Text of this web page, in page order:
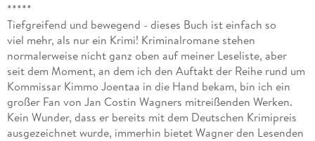
*****
Tiefgreifend und bewegend - dieses Buch ist einfach so
viel mehr, als nur ein Krimi! Kriminalromane stehen
normalerweise nicht ganz oben auf meiner Leseliste, aber
seit dem Moment, an dem ich den Auftakt der Reihe rund um
Kommissar Kimmo Joentaa in die Hand bekam, bin ich ein
großer Fan von Jan Costin Wagners mitreißenden Werken.
Kein Wunder, dass er bereits mit dem Deutschen Krimipreis
ausgezeichnet wurde, immerhin bietet Wagner den Lesenden